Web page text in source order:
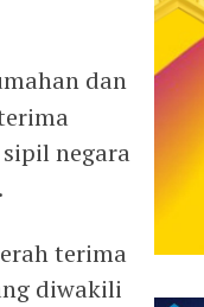
dan
negara
terima
diwakili